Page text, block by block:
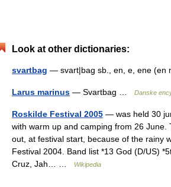
Look at other dictionaries:
svartbag — svart|bag sb., en, e, ene
Larus marinus — Svartbag … Danske
Roskilde Festival 2005 — was held 30
with warm up and camping from 26 June.
out, at festival start, because of the rainy
Festival 2004. Band list *13 God (D/US)
Cruz, Jah… …
Wikipedia